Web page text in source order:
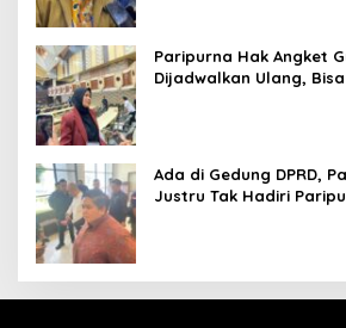
Paripurna Hak Angket
Dijadwalkan Ulang,
Ada di Gedung DPRD,
Justru Tak Hadiri